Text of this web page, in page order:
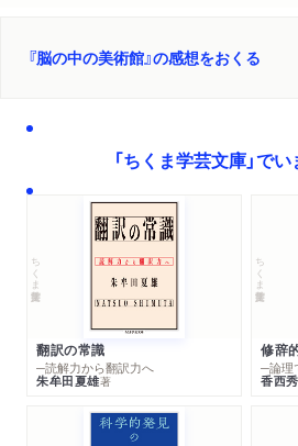
『脳の中の美術館』の感想をおくる
「ちくま学芸文庫」で
ちくま学芸文庫
翻訳の常識
─読解力から翻訳力へ
朱牟田夏雄著
ちくま学芸文庫
修辞
─論理
香西